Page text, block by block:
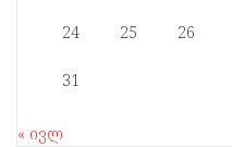
24 25 26
31
« ივლ